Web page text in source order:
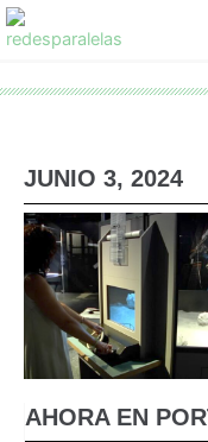
Ir
al
JUNIO 3, 2024
AHORA EN